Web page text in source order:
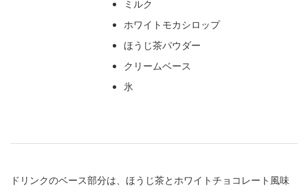
ミルク
ホワイトモカシロップ
ほうじ茶パウダー
クリームベース
氷
ドリンクのベース部分は、ほうじ茶とホワイトチョコレート風味